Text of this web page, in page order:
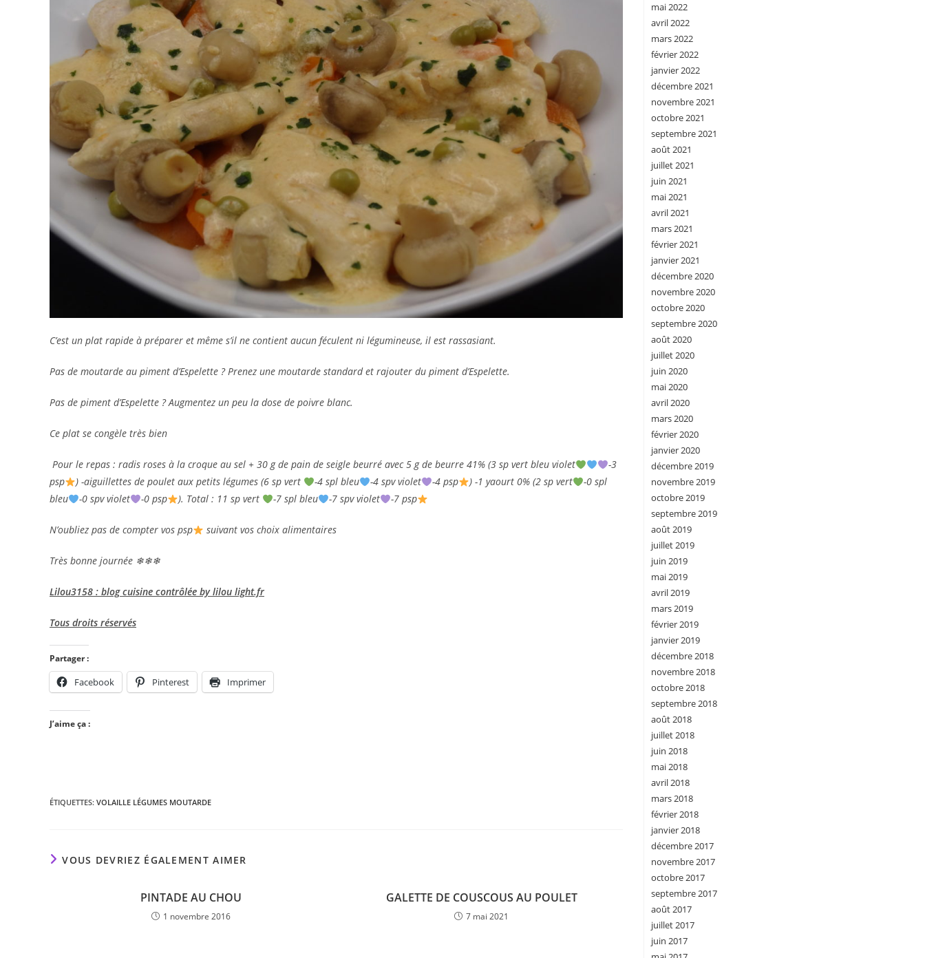
C’est un plat rapide à préparer et même s’il ne contient aucun féculent ni légumineuse, il est rassasiant.
Pas de moutarde au piment d’Espelette ? Prenez une moutarde standard et rajouter du piment d’Espelette.
Pas de piment d’Espelette ? Augmentez un peu la dose de poivre blanc.
Ce plat se congèle très bien
Pour le repas : radis roses à la croque au sel + 30 g de pain de seigle beurré avec 5 g de beurre 41% (3 sp vert bleu violet
-3
psp
) -aiguillettes de poulet aux petits légumes (6 sp vert -4 spl bleu -4 spv violet -4 psp ) -1 yaourt 0% (2 sp vert
-0 spl
bleu
-0 spv violet -0 psp ). Total : 11 sp vert -7 spl bleu -7 spv violet -7 psp
N’oubliez pas de compter vos psp suivant vos choix alimentaires
Très bonne journée ❄❄❄
Lilou3158 : blog cuisine contrôlée by lilou light.fr
Tous droits réservés
Partager :
Facebook Pinterest Imprimer
J’aime ça :
ÉTIQUETTES: VOLAILLE LÉGUMES MOUTARDE
VOUS DEVRIEZ ÉGALEMENT AIMER
PINTADE AU CHOU
1 novembre 2016
GALETTE DE COUSCOUS AU POULET
7 mai 2021
mai 2022
avril 2022
mars 2022
février 2022
janvier 2022
décembre 2021
novembre 2021
octobre 2021
septembre 2021
août 2021
juillet 2021
juin 2021
mai 2021
avril 2021
mars 2021
février 2021
janvier 2021
décembre 2020
novembre 2020
octobre 2020
septembre 2020
août 2020
juillet 2020
juin 2020
mai 2020
avril 2020
mars 2020
février 2020
janvier 2020
décembre 2019
novembre 2019
octobre 2019
septembre 2019
août 2019
juillet 2019
juin 2019
mai 2019
avril 2019
mars 2019
février 2019
janvier 2019
décembre 2018
novembre 2018
octobre 2018
septembre 2018
août 2018
juillet 2018
juin 2018
mai 2018
avril 2018
mars 2018
février 2018
janvier 2018
décembre 2017
novembre 2017
octobre 2017
septembre 2017
août 2017
juillet 2017
juin 2017